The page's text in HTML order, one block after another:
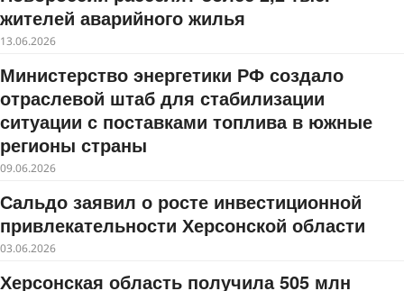
жителей аварийного жилья
13.06.2026
Министерство энергетики РФ создало
отраслевой штаб для стабилизации
ситуации с поставками топлива в южные
регионы страны
09.06.2026
Сальдо заявил о росте инвестиционной
привлекательности Херсонской области
03.06.2026
Херсонская область получила 505 млн